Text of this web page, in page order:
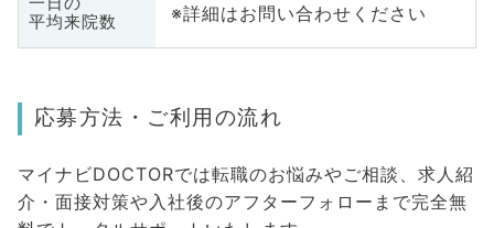
平均来院数
※詳細はお問い合わせください
応募方法・ご利用の流れ
マイナビDOCTORでは転職のお悩みやご相談、求人紹
介・面接対策や入社後のアフターフォローまで完全無